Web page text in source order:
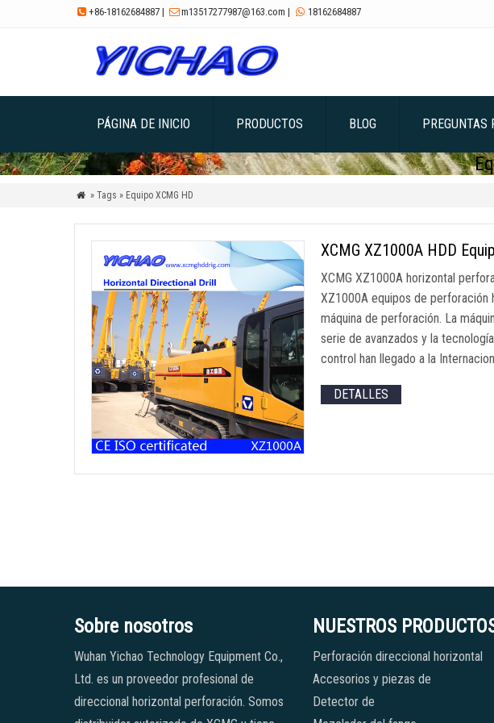
 +86-18162684887 | m13517277987@163.com |  18162684887
PÁGINA DE INICIO PRODUCTOS BLOG PREGUNTAS
 » Tags » Equipo XCMG HD
XCMG XZ1000A HDD
XCMG XZ1000A horizontal
XZ1000A equipos de perforación
máquina de perforación. La
serie de avanzados y la
control han llegado a la
DETALLES
Sobre nosotros
Wuhan Yichao Technology Equipment Co.,
Ltd. es un proveedor profesional de
direccional horizontal perforación. Somos
NUESTROS
Perforación direccional horizontal
Accesorios y piezas de
Detector de